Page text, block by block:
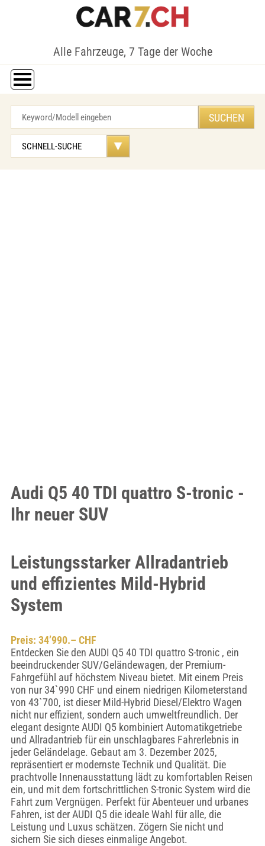
Alle Fahrzeuge, 7 Tage der Woche
Audi Q5 40 TDI quattro S-tronic -
Ihr neuer SUV
Leistungsstarker Allradantrieb
und effizientes Mild-Hybrid
System
Preis: 34’990.– CHF
Entdecken Sie den AUDI Q5 40 TDI quattro S-tronic , ein
beeindruckender SUV/Geländewagen, der Premium-
Fahrgefühl auf höchstem Niveau bietet. Mit einem Preis
von nur 34`990 CHF und einem niedrigen Kilometerstand
von 43`700, ist dieser Mild-Hybrid Diesel/Elektro Wagen
nicht nur effizient, sondern auch umweltfreundlich. Der
elegant designte AUDI Q5 kombiniert Automatikgetriebe
und Allradantrieb für ein unschlagbares Fahrerlebnis in
jeder Geländelage. Gebaut am 3. Dezember 2025,
repräsentiert er modernste Technik und Qualität. Die
prachtvolle Innenausstattung lädt zu komfortablen Reisen
ein, und mit dem fortschrittlichen S-tronic System wird die
Fahrt zum Vergnügen. Perfekt für Abenteuer und urbanes
Fahren, ist der AUDI Q5 die ideale Wahl für alle, die
Leistung und Luxus schätzen. Zögern Sie nicht und
sichern Sie sich dieses einmalige Angebot.